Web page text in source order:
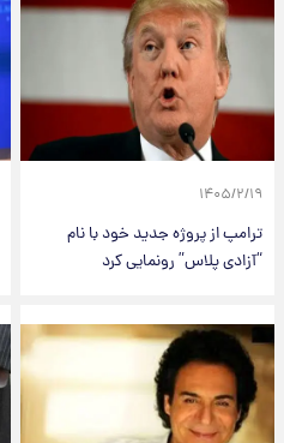
۱۴۰۵/۲/۱۹
ترامپ از پروژه جدید خود با نام
“آزادی پلاس” رونمایی کرد